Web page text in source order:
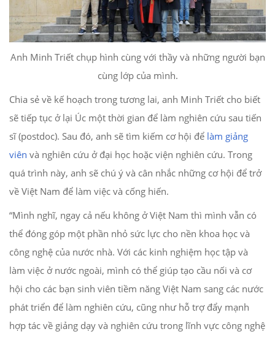
Anh Minh Triết chụp hình cùng với thầy và những người bạn
cùng lớp của mình.
Chia sẻ về kế hoạch trong tương lai, anh Minh Triết cho biết
sẽ tiếp tục ở lại Úc một thời gian để làm nghiên cứu sau tiến
sĩ (postdoc). Sau đó, anh sẽ tìm kiếm cơ hội để làm giảng
viên và nghiên cứu ở đại học hoặc viện nghiên cứu. Trong
quá trình này, anh sẽ chú ý và cân nhắc những cơ hội để trở
về Việt Nam để làm việc và cống hiến.
“Mình nghĩ, ngay cả nếu không ở Việt Nam thì mình vẫn có
thể đóng góp một phần nhỏ sức lực cho nền khoa học và
công nghệ của nước nhà. Với các kinh nghiệm học tập và
làm việc ở nước ngoài, mình có thể giúp tạo cầu nối và cơ
hội cho các bạn sinh viên tiềm năng Việt Nam sang các nước
phát triển để làm nghiên cứu, cũng như hỗ trợ đẩy mạnh
hợp tác về giảng dạy và nghiên cứu trong lĩnh vực công nghệ